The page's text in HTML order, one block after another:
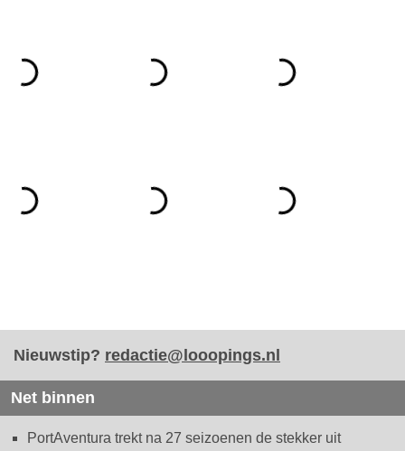
Nieuwstip? redactie@looopings.nl
Net binnen
PortAventura trekt na 27 seizoenen de stekker uit